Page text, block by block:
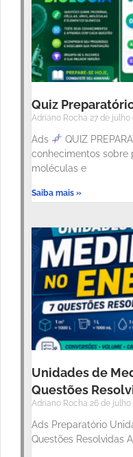
Quiz
Adriano Rocha 27 de julho
Ads
QUIZ
conhecimentos sobre
moléculas e
Saiba mais »
Unidades de
Questões
Adriano Rocha 26 de julho
Ads Preparatório
Questões Resolvidas